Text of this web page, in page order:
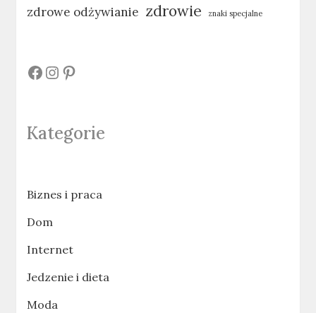
zdrowe odżywianie zdrowie znaki specjalne
# # #
Kategorie
Biznes i praca
Dom
Internet
Jedzenie i dieta
Moda